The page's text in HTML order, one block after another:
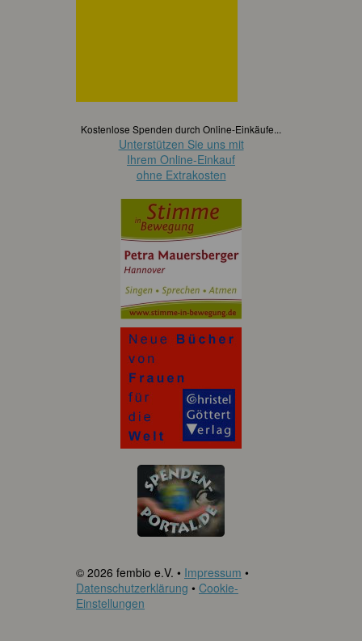
Kostenlose Spenden durch Online-Einkäufe...
Unterstützen Sie uns mit
Ihrem Online-Einkauf
ohne Extrakosten
© 2026 fembio e.V. • Impressum •
Datenschutzerklärung • Cookie-
Einstellungen